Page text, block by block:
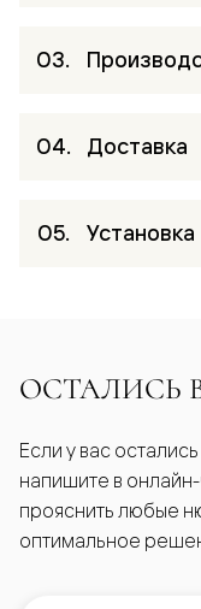
Доставка
Установка
ОСТАЛИСЬ
Если у вас
напишите в
прояснить любые
оптимальное